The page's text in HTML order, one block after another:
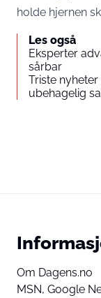
holde hjernen
Les også
Eksperter
sårbar
Triste
ubehagelig
Om Dagens.no
MSN, Google